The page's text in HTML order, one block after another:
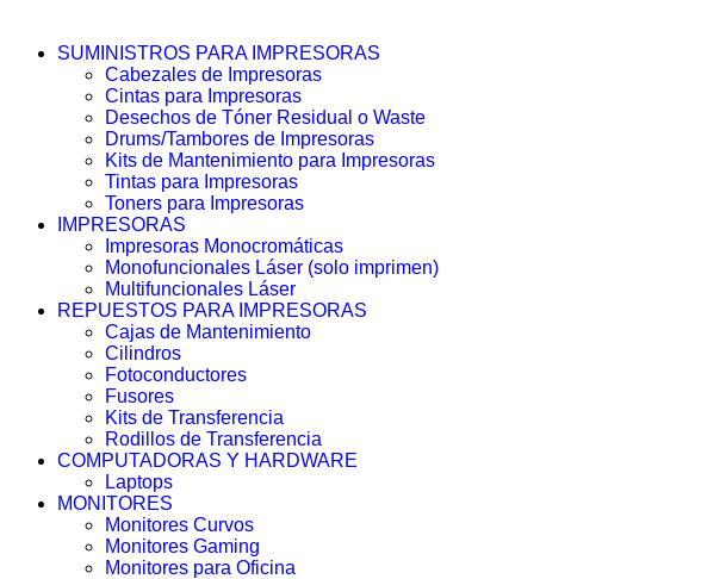
SUMINISTROS PARA IMPRESORAS
Cabezales de Impresoras
Cintas para Impresoras
Desechos de Tóner Residual o Waste
Drums/Tambores de Impresoras
Kits de Mantenimiento para Impresoras
Tintas para Impresoras
Toners para Impresoras
IMPRESORAS
Impresoras Monocromáticas
Monofuncionales Láser (solo imprimen)
Multifuncionales Láser
REPUESTOS PARA IMPRESORAS
Cajas de Mantenimiento
Cilindros
Fotoconductores
Fusores
Kits de Transferencia
Rodillos de Transferencia
COMPUTADORAS Y HARDWARE
Laptops
MONITORES
Monitores Curvos
Monitores Gaming
Monitores para Oficina